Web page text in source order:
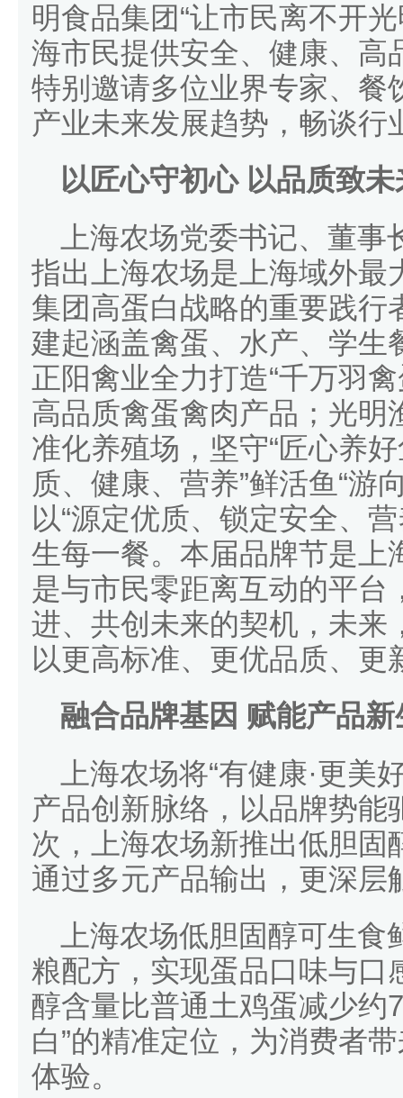
明食品集团“让市民离不开
海市民提供安全、健康、高
特别邀请多位业界专家、餐
产业未来发展趋势，畅谈行
以匠心守初心 以品质致未
上海农场党委书记、董
指出上海农场是上海域外最
集团高蛋白战略的重要践行
建起涵盖禽蛋、水产、学生
正阳禽业全力打造“千万羽
高品质禽蛋禽肉产品；光明
准化养殖场，坚守“匠心养
质、健康、营养”鲜活鱼“游
以“源定优质、锁定安全、
生每一餐。本届品牌节是上
是与市民零距离互动的平台
进、共创未来的契机，未来
以更高标准、更优品质、
融合品牌基因 赋能产品新
上海农场将“有健康·更美
产品创新脉络，以品牌势能
次，上海农场新推出低胆固
通过多元产品输出，更深层
上海农场低胆固醇可生
粮配方，实现蛋品口味与口
醇含量比普通土鸡蛋减少约
白”的精准定位，为消费者
体验。